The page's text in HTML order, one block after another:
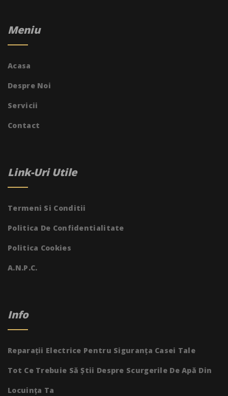
Meniu
Acasa
Despre Noi
Servicii
Contact
Link-Uri Utile
Termeni Si Conditii
Politica De Confidentialitate
Politica Cookies
A.N.P.C.
Info
Reparații Electrice Pentru Siguranța Casei Tale
Tot Ce Trebuie Să Știi Despre Scurgerile De Apă Din
Locuința Ta